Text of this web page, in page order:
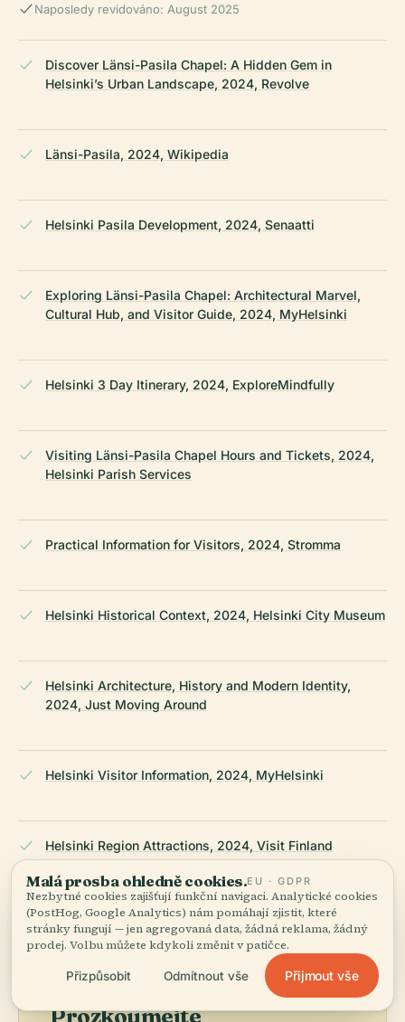
Naposledy revidováno: August 2025
Discover Länsi-Pasila Chapel: A Hidden Gem in
Helsinki’s Urban Landscape, 2024, Revolve
Länsi-Pasila, 2024, Wikipedia
Helsinki Pasila Development, 2024, Senaatti
Exploring Länsi-Pasila Chapel: Architectural Marvel,
Cultural Hub, and Visitor Guide, 2024, MyHelsinki
Helsinki 3 Day Itinerary, 2024, ExploreMindfully
Visiting Länsi-Pasila Chapel Hours and Tickets, 2024,
Helsinki Parish Services
Practical Information for Visitors, 2024, Stromma
Helsinki Historical Context, 2024, Helsinki City Museum
Helsinki Architecture, History and Modern Identity,
2024, Just Moving Around
Helsinki Visitor Information, 2024, MyHelsinki
Helsinki Region Attractions, 2024, Visit Finland
NAPOSLEDY REVIDOVÁNO: AUGUST 2025
Zpracováno z Wikidat, Wikipedie a oficiálních zdrojů ·
fakticky ověřeno ·Jak tvoříme naše průvodce →
Prozkoumejte
Malá prosba ohledně cookies.EU · GDPR
Nezbytné cookies zajišťují funkční navigaci. Analytické cookies
(PostHog, Google Analytics) nám pomáhají zjistit, které
stránky fungují — jen agregovaná data, žádná reklama, žádný
prodej. Volbu můžete kdykoli změnit v patičce.
Přizpůsobit Odmítnout vše Přijmout vše